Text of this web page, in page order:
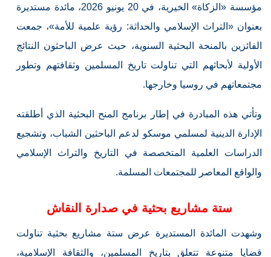
مؤسسة «الزكاة» الخيرية، في 20 يونيو 2026، مائدة مستديرة
بعنوان «التراث الإسلامي والحداثة: رؤية علمية للأمة»، جمعت
الفائزين بالمنحة البحثية السنوية، حيث عرض الباحثون النتائج
الأولية لأبحاثهم التي تناولت تاريخ المسلمين وثقافتهم وتطور
مجتمعاتهم في روسيا وخارجها.
وتأتي هذه المبادرة في إطار برنامج المنح البحثية الذي أطلقته
الإدارة الدينية لمسلمي موسكو لدعم الباحثين الشباب، وتشجيع
الدراسات العلمية المتخصصة في التاريخ والتراث الإسلامي
والواقع المعاصر للمجتمعات المسلمة.
ستة مشاريع بحثية في صدارة النقاش
وشهدت المائدة المستديرة عرض ستة مشاريع بحثية تناولت
قضايا متنوعة تتعلق بتاريخ المسلمين، والثقافة الإسلامية،